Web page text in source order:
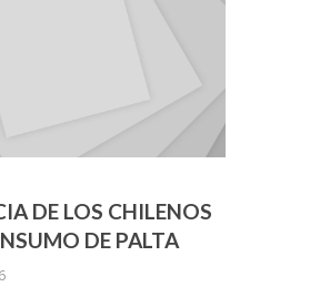
DE LOS CHILENOS
DE PALTA